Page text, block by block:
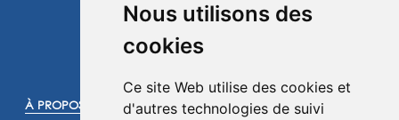
Nous utilisons des
cookies
Ce site Web utilise des cookies et
d'autres technologies de suivi
Instagram Facebook
À PROPOS :